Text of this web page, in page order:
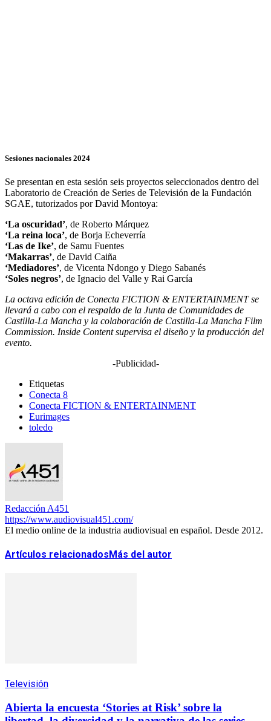
Sesiones nacionales 2024
Se presentan en esta sesión seis proyectos seleccionados dentro del
Laboratorio de Creación de Series de Televisión de la Fundación
SGAE, tutorizados por David Montoya:
‘La oscuridad’, de Roberto Márquez
‘La reina loca’, de Borja Echeverría
‘Las de Ike’, de Samu Fuentes
‘Makarras’, de David Caiña
‘Mediadores’, de Vicenta Ndongo y Diego Sabanés
‘Soles negros’, de Ignacio del Valle y Rai García
La octava edición de Conecta FICTION & ENTERTAINMENT se
llevará a cabo con el respaldo de la Junta de Comunidades de
Castilla-La Mancha y la colaboración de Castilla-La Mancha Film
Commission. Inside Content supervisa el diseño y la producción del
evento.
-Publicidad-
Etiquetas
Conecta 8
Conecta FICTION & ENTERTAINMENT
Eurimages
toledo
Redacción A451
https://www.audiovisual451.com/
El medio online de la industria audiovisual en español. Desde 2012.
Artículos relacionadosMás del autor
Televisión
Abierta la encuesta ‘Stories at Risk’ sobre la